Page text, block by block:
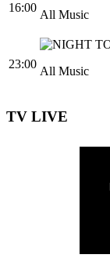
16:00
All Music
23:00
All Music
TV LIVE